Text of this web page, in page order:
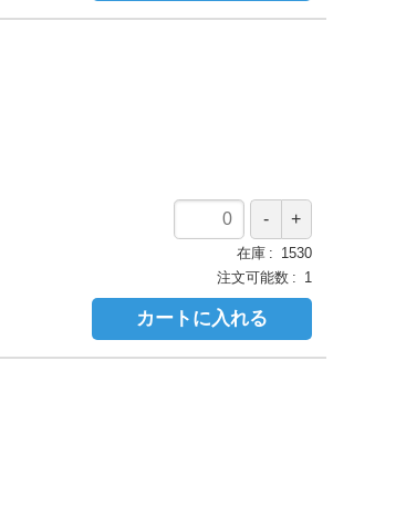
在庫
1530
注文可能数
1
カートに入れる